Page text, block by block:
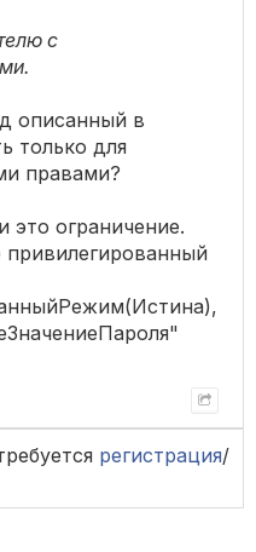
с
описанный в
только для
правами?
это ограничение.
привилегированный
регистрация/